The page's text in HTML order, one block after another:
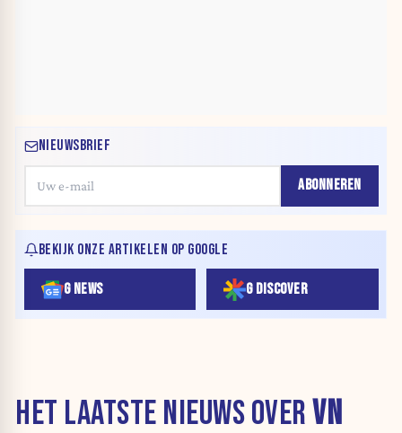
NIEUWSBRIEF
ABONNEREN
BEKIJK ONZE ARTIKELEN OP GOOGLE
G NEWS G DISCOVER
HET LAATSTE NIEUWS OVERVN